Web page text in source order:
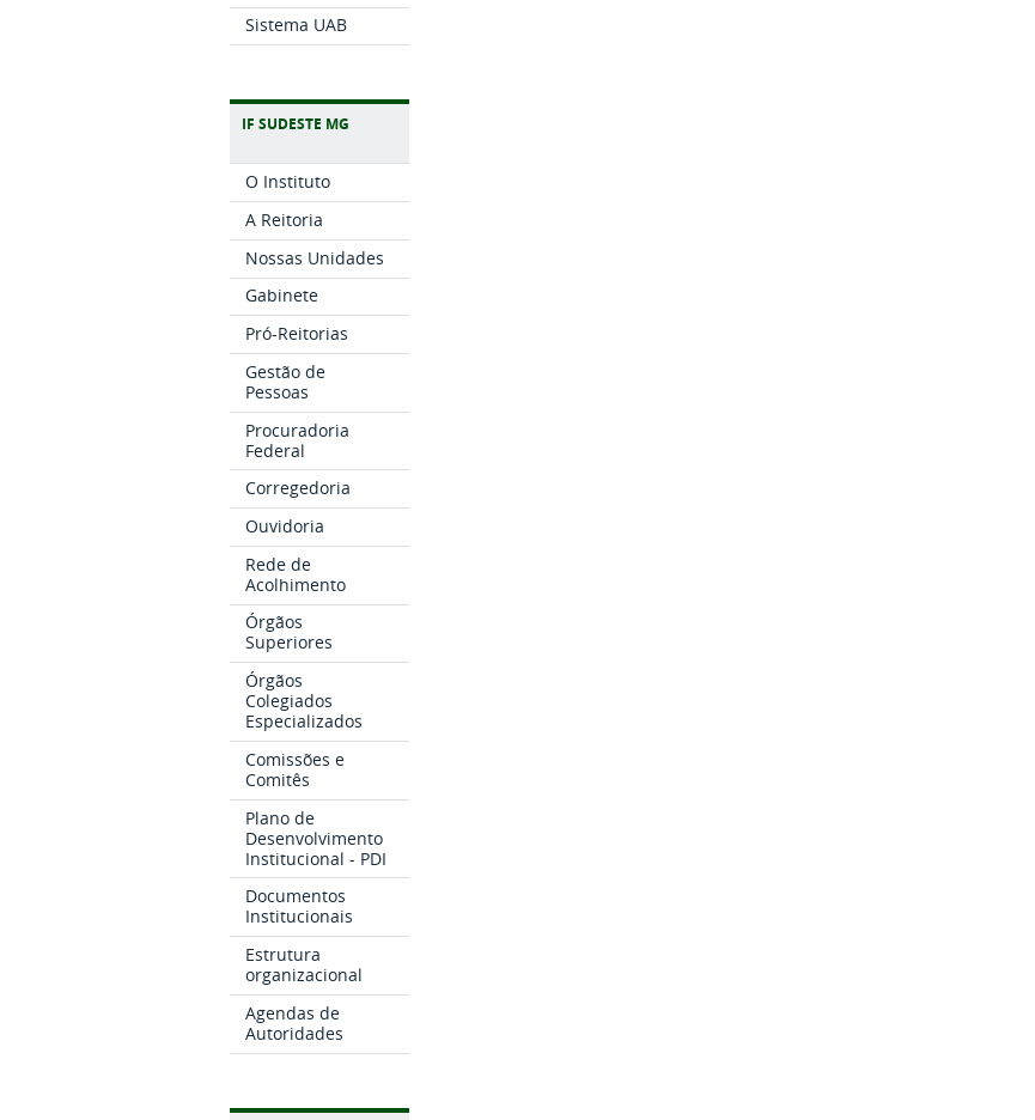
Sistema UAB
IF SUDESTE MG
O Instituto
A Reitoria
Nossas Unidades
Gabinete
Pró-Reitorias
Gestão de
Pessoas
Procuradoria
Federal
Corregedoria
Ouvidoria
Rede de
Acolhimento
Órgãos
Superiores
Órgãos
Colegiados
Especializados
Comissões e
Comitês
Plano de
Desenvolvimento
Institucional - PDI
Documentos
Institucionais
Estrutura
organizacional
Agendas de
Autoridades